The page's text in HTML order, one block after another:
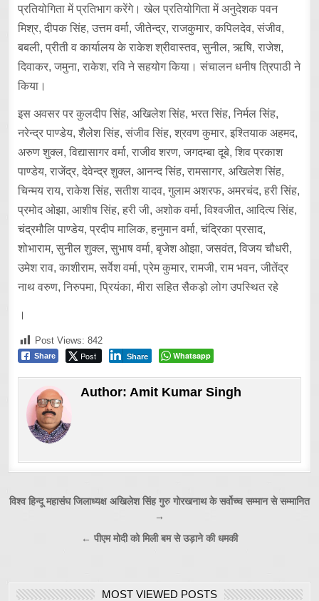
प्रतियोगिता में प्रतिभाग करेंगे। खेल प्रतियोगिता में अनुदेशक पवन
मिश्र, दीपक सिंह, उत्तम वर्मा, जीतेन्द्र, राजकुमार, कपिलदेव, संजीव,
बबली, प्रीती व कार्यालय के राकेश श्रीवास्तव, सुनील, ऋषि, राजेश,
दिवाकर, जमुना, राकेश, रवि ने सहयोग किया। संचालन धनीष त्रिपाठी ने
किया।
इस अवसर पर कुलदीप सिंह, अखिलेश सिंह, भरत सिंह, निर्मल सिंह,
नरेन्द्र पाण्डेय, शैलेश सिंह, संजीव सिंह, श्रवण कुमार, इश्तियाक अहमद,
अरुण शुक्ल, विद्यासागर वर्मा, राजीव शरण, जगदम्बा दूबे, शिव प्रकाश
पाण्डेय, राजेंद्र, देवेन्द्र शुक्ल, आनन्द सिंह, रामसागर, अखिलेश सिंह,
चिन्मय राय, राकेश सिंह, सतीश यादव, गुलाम अशरफ, अमरचंद, हरी सिंह,
प्रमोद ओझा, आशीष सिंह, हरी जी, अशोक वर्मा, विश्वजीत, आदित्य सिंह,
चंद्रमौलि पाण्डेय, प्रदीप मालिक, हनुमान वर्मा, चंद्रिका प्रसाद,
शोभाराम, सुनील शुक्ल, सुभाष वर्मा, बृजेश ओझा, जसवंत, विजय चौधरी,
उमेश राव, काशीराम, सर्वेश वर्मा, प्रेम कुमार, रामजी, राम भवन, जीतेंद्र
नाथ वरुण, निरुपमा, प्रियंका, मीरा सहित सैकड़ो लोग उपस्थित रहे
।
Post Views: 842
Share Post Share Whatsapp
Author:Amit Kumar Singh
Post
navigation
विश्व हिन्दू महासंघ जिलाध्यक्ष अखिलेश सिंह गुरु गोरखनाथ के सर्वोच्च सम्मान से सम्मानित
→
← पीएम मोदी को मिली बम से उड़ाने की धमकी
MOST VIEWED POSTS